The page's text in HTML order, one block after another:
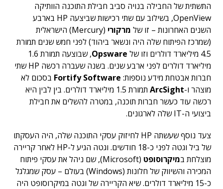
התשתית של החבילה בנויה סביב חבילת התוכנה הוותיקה
OpenView, בשילוב עם שתי רכישות שביצעה HP בארבע
השנים האחרונות – זו של מרקורי
(Mercury) הישראלית
(שמרכז הפיתוח שלה היה ונשאר ביהוד) לפני חמש שנים תמורת
4.5 מיליארד דולרים וזו של
Opsware
,
שבוצעה תמורת 1.6
מיליארד דולרים לפני ארבע שנים. בשנה שעברה רכשה HP שתי
חברות אבטחת מידע נוספות: Fortify Software בסכום לא
מוצהר ו-ArcSight
תמורת 1.5 מיליארד דולרים. בין לבין היא
רכשה עוד כעשר חברות תוכנה, במטרה להשלים את חבילת
ביצועי ה-IT שלה לארגונים.
צעד נוסף שעשתה HP לחיזוק עסקי התוכנה שלה, היה העסקתו
של ביל וגטה לפני כ-18 חודשים. וגטה הגיע ל-HP לאחר קריירה
מוצלחת במיקרוסופט
(Microsoft), שם ניהל את עסקי פיתוח
המכירה והשיווק של חלונות (Windows) בעולם – עסק שמגלגל
כ-15 מיליארד דולרים. שיא הקריירה של וגטה במיקרוסופט היה